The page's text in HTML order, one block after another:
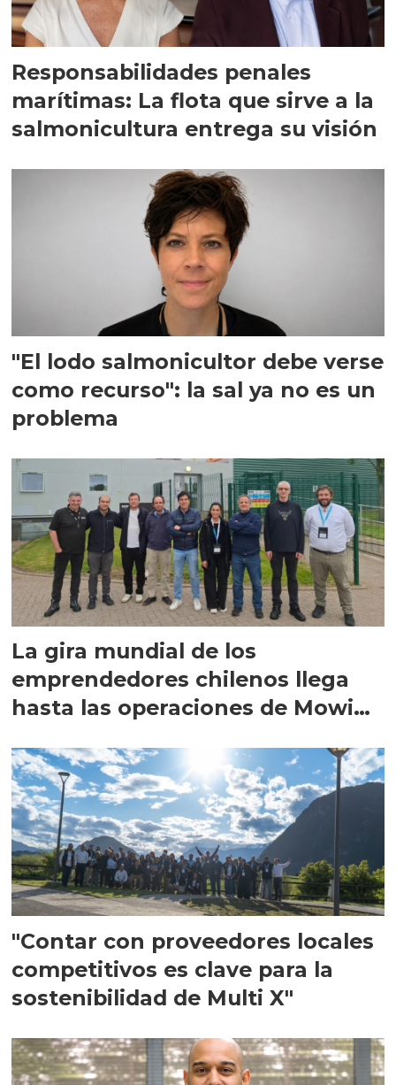
Responsabilidades penales
marítimas: La flota que sirve a la
salmonicultura entrega su visión
"El lodo salmonicultor debe verse
como recurso": la sal ya no es un
problema
La gira mundial de los
emprendedores chilenos llega
hasta las operaciones de Mowi
"Contar con proveedores locales
competitivos es clave para la
sostenibilidad de Multi X"